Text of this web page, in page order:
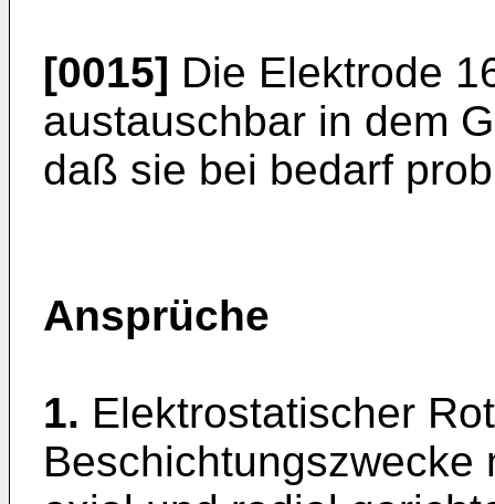
[0015] Die Elektrode
austauschbar in dem
daß sie bei bedarf
Ansprüche
1. Elektrostatischer
Beschichtungszwecke